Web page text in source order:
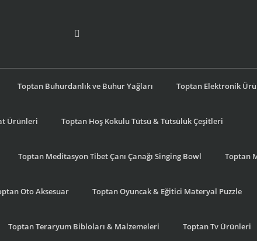
Toptan Buhurdanlık ve Buhur Yağları Toptan Elektronik
Ürünleri Toptan Hoş Kokulu Tütsü & Tütsülük Çeşitleri
Toptan Meditasyon Tibet Çanı Çanağı Singing Bowl Toptan
Oto Aksesuar Toptan Oyuncak & Eğitici Materyal Puzzle
Toptan Teraryum Bibloları & Malzemeleri Toptan Tv Ürünleri